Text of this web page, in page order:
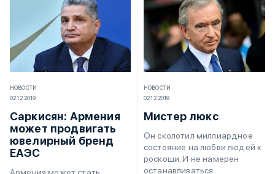
НОВОСТИ
02.12.2019
Саркисян: Армения
может продвигать
ювелирный бренд
ЕАЭС
Армения может стать
НОВОСТИ
02.12.2019
Мистер люкс
Он сколотил миллиардное
состояние на любви людей к
роскоши. И не намерен
останавливаться